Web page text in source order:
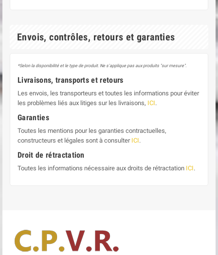
Envois, contrôles, retours et garanties
*Selon la disponibilité et le type de produit. Ne s'applique pas aux produits "sur mesure".
Livraisons, transports et retours
Les envois, les transporteurs et toutes les informations pour éviter
les problèmes liés aux litiges sur les livraisons, ICI.
Garanties
Toutes les mentions pour les garanties contractuelles,
constructeurs et légales sont à consulter ICI.
Droit de rétractation
Toutes les informations nécessaire aux droits de rétractation ICI.